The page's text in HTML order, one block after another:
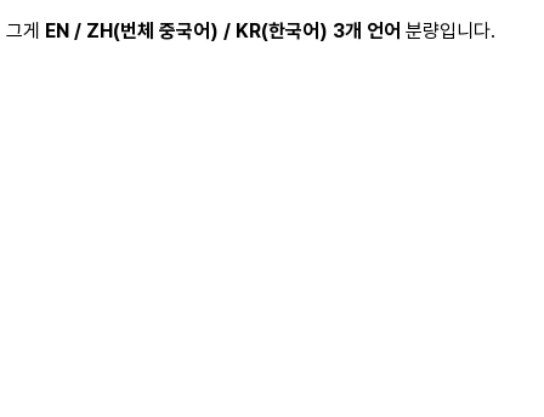
게 EN / ZH(번체 중국어) / KR(한국어) 3개 언어 분량입니다.